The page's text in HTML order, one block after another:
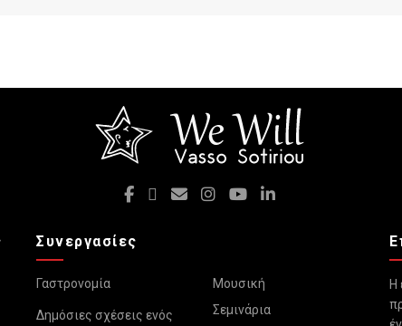
Συνεργασίες
Γαστρονομία
Δημόσιες σχέσεις ενός
Μουσική
Σεμινάρια
Η